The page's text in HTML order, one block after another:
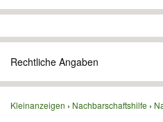
Rechtliche Angaben
Kleinanzeigen Nachbarschaftshilfe